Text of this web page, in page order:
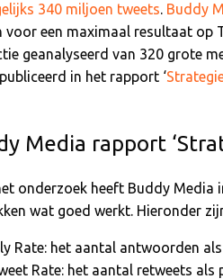
340 miljoen tweets. Buddy
voor een maximaal resultaat op
geanalyseerd van 320 grote
in het rapport ‘
Media rapport
onderzoek heeft Buddy Media
wat goed werkt. Hieronder
Rate: het aantal antwoorden
Rate: het aantal retweets